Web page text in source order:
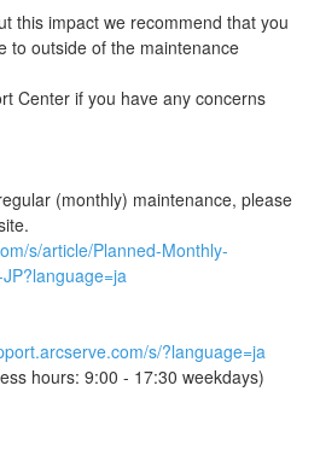
this impact we recommend that you
to outside of the maintenance
Center if you have any concerns
(monthly) maintenance, please
s/article/Planned-Monthly-
s/?language=ja
hours: 9:00 - 17:30 weekdays)